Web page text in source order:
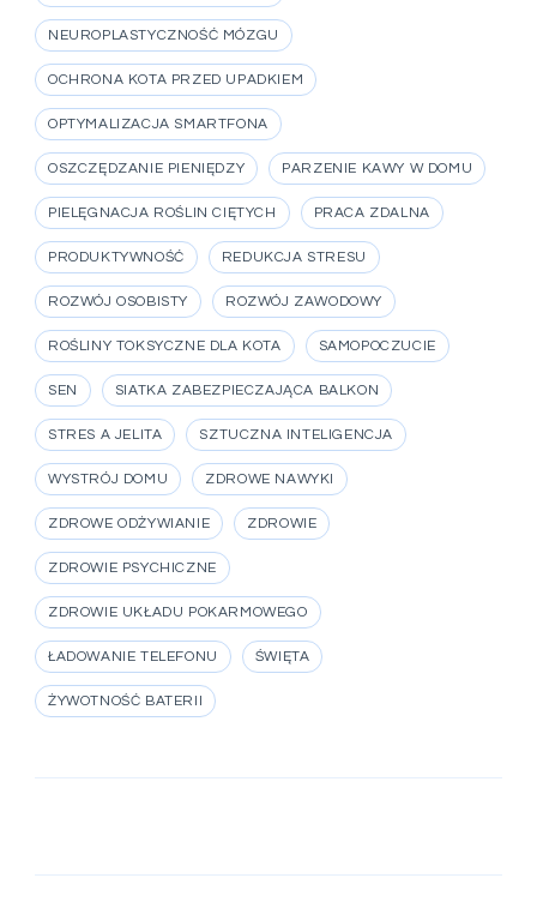
NEUROPLASTYCZNOŚĆ MÓZGU
OCHRONA KOTA PRZED UPADKIEM
OPTYMALIZACJA SMARTFONA
OSZCZĘDZANIE PIENIĘDZY PARZENIE KAWY W DOMU
PIELĘGNACJA ROŚLIN CIĘTYCH PRACA ZDALNA
PRODUKTYWNOŚĆ REDUKCJA STRESU
ROZWÓJ OSOBISTY ROZWÓJ ZAWODOWY
ROŚLINY TOKSYCZNE DLA KOTA SAMOPOCZUCIE
SEN SIATKA ZABEZPIECZAJĄCA BALKON
STRES A JELITA SZTUCZNA INTELIGENCJA
WYSTRÓJ DOMU ZDROWE NAWYKI
ZDROWE ODŻYWIANIE ZDROWIE
ZDROWIE PSYCHICZNE
ZDROWIE UKŁADU POKARMOWEGO
ŁADOWANIE TELEFONU ŚWIĘTA
ŻYWOTNOŚĆ BATERII